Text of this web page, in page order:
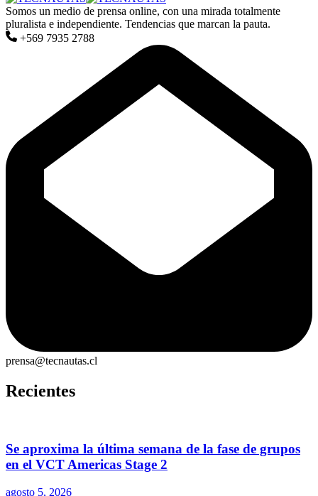
Somos un medio de prensa online, con una mirada totalmente
pluralista e independiente. Tendencias que marcan la pauta.
+569 7935 2788
prensa@tecnautas.cl
Recientes
Se aproxima la última semana de la fase de grupos
en el VCT Americas Stage 2
agosto 5, 2026